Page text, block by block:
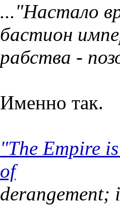
..."Настало
бастион
рабства -
Именно так.
"The Empire
of
derangement;